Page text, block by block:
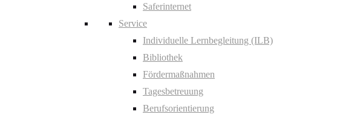
Saferinternet
Service
Individuelle Lernbegleitung (ILB)
Bibliothek
Fördermaßnahmen
Tagesbetreuung
Berufsorientierung